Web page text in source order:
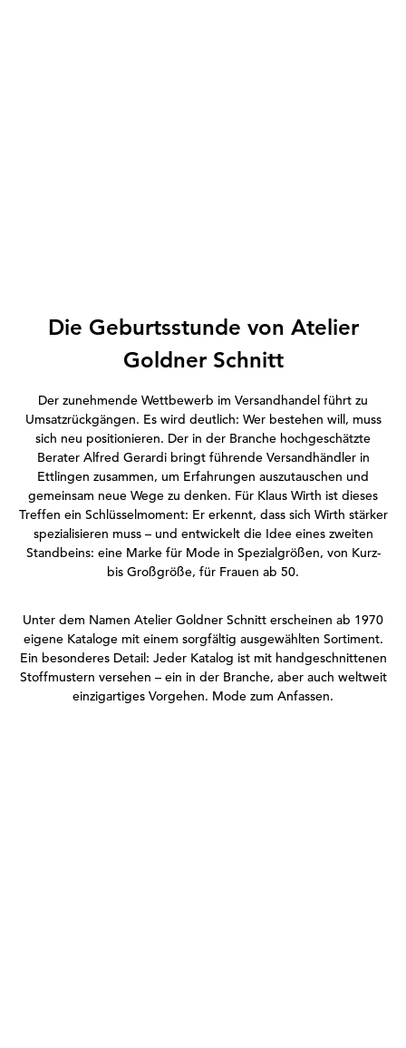
Die Geburtsstunde von Atelier
Goldner Schnitt
Der zunehmende Wettbewerb im Versandhandel führt zu
Umsatzrückgängen. Es wird deutlich: Wer bestehen will, muss
sich neu positionieren. Der in der Branche hochgeschätzte
Berater Alfred Gerardi bringt führende Versandhändler in
Ettlingen zusammen, um Erfahrungen auszutauschen und
gemeinsam neue Wege zu denken. Für Klaus Wirth ist dieses
Treffen ein Schlüsselmoment: Er erkennt, dass sich Wirth stärker
spezialisieren muss – und entwickelt die Idee eines zweiten
Standbeins: eine Marke für Mode in Spezialgrößen, von Kurz-
bis Großgröße, für Frauen ab 50.
Unter dem Namen Atelier Goldner Schnitt erscheinen ab 1970
eigene Kataloge mit einem sorgfältig ausgewählten Sortiment.
Ein besonderes Detail: Jeder Katalog ist mit handgeschnittenen
Stoffmustern versehen – ein in der Branche, aber auch weltweit
einzigartiges Vorgehen. Mode zum Anfassen.